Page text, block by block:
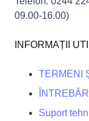
09.00-16.00)
INFORMAȚII
TERMENI
Suport